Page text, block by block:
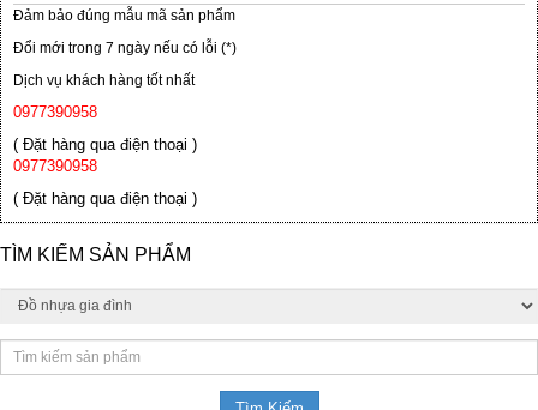
Đảm bảo đúng mẫu mã sản phẩm
Đổi mới trong 7 ngày nếu có lỗi (*)
Dịch vụ khách hàng tốt nhất
0977390958
( Đặt hàng qua điện thoại )
0977390958
( Đặt hàng qua điện thoại )
TÌM KIẾM SẢN PHẨM